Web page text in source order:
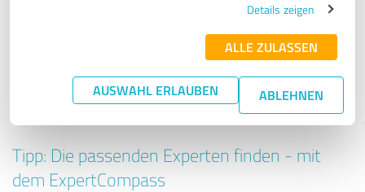
Details zeigen
ALLE ZULASSEN
AUSWAHL ERLAUBEN ABLEHNEN
4.53 von 5
Tipp: Die passenden Experten finden - mit
dem ExpertCompass